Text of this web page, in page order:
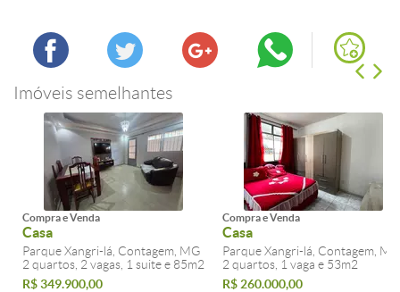
Imóveis semelhantes
Compra e Venda
Casa
Parque Xangri-lá, Contagem, MG
2 quartos, 2 vagas, 1 suite e 85m2
R$ 349.900,00
Compra e Venda
Casa
Parque Xangri-lá, Contagem, MG
2 quartos, 1 vaga e 53m2
R$ 260.000,00